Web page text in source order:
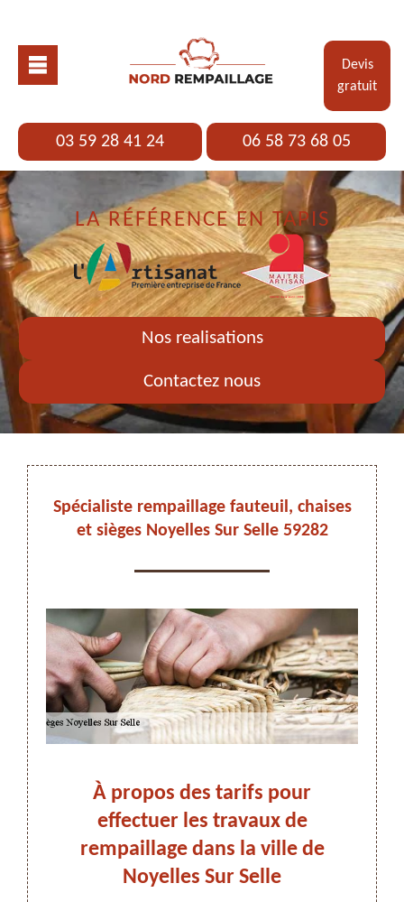
Devis
gratuit
03 59 28 41 24 06 58 73 68 05
LA RÉFÉRENCE EN TAPIS
Nos realisations
Contactez nous
Spécialiste rempaillage fauteuil, chaises
et sièges Noyelles Sur Selle 59282
:
À propos des tarifs pour
effectuer les travaux de
rempaillage dans la ville de
Noyelles Sur Selle